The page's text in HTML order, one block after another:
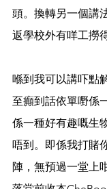
頭。換轉另一個講
返學校外有咩工撈
喺到我可以講吓點
至癲到話依單嘢係
係一種好有趣嘅生
唔到。即係我打賭
陣，無預過一堂上